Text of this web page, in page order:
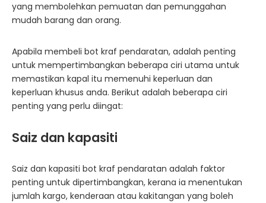
yang membolehkan pemuatan dan pemunggahan
mudah barang dan orang.
Apabila membeli bot kraf pendaratan, adalah penting
untuk mempertimbangkan beberapa ciri utama untuk
memastikan kapal itu memenuhi keperluan dan
keperluan khusus anda. Berikut adalah beberapa ciri
penting yang perlu diingat:
Saiz dan kapasiti
Saiz dan kapasiti bot kraf pendaratan adalah faktor
penting untuk dipertimbangkan, kerana ia menentukan
jumlah kargo, kenderaan atau kakitangan yang boleh